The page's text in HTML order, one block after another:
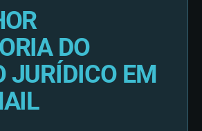
DO
JURÍDICO EM